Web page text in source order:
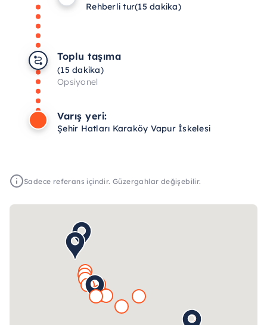
Rehberli tur(15 dakika)
Toplu taşıma
(15 dakika)
Opsiyonel
Varış yeri:
Şehir Hatları Karaköy Vapur İskelesi
Sadece referans içindir. Güzergahlar değişebilir.